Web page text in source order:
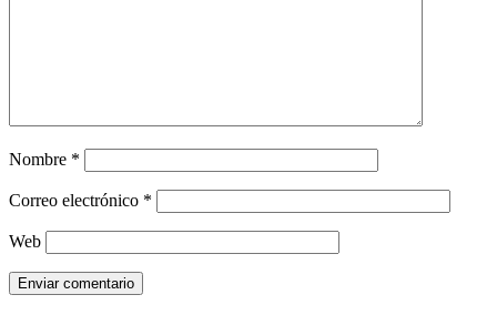
Nombre *
Correo electrónico *
Web
Enviar comentario